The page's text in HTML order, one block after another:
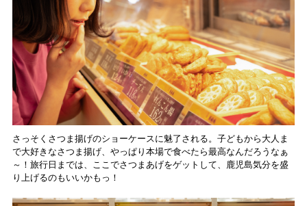
さっそくさつま揚げのショーケースに魅了される。子どもから大人ま
で大好きなさつま揚げ、やっぱり本場で食べたら最高なんだろうなぁ
～！旅行日までは、ここでさつまあげをゲットして、鹿児島気分を盛
り上げるのもいいかもっ！